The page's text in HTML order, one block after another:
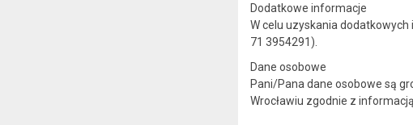
Dodatkowe informacje
W celu uzyskania
71 3954291).
Dane osobowe
Pani/Pana dane osobowe są
Wrocławiu zgodnie z